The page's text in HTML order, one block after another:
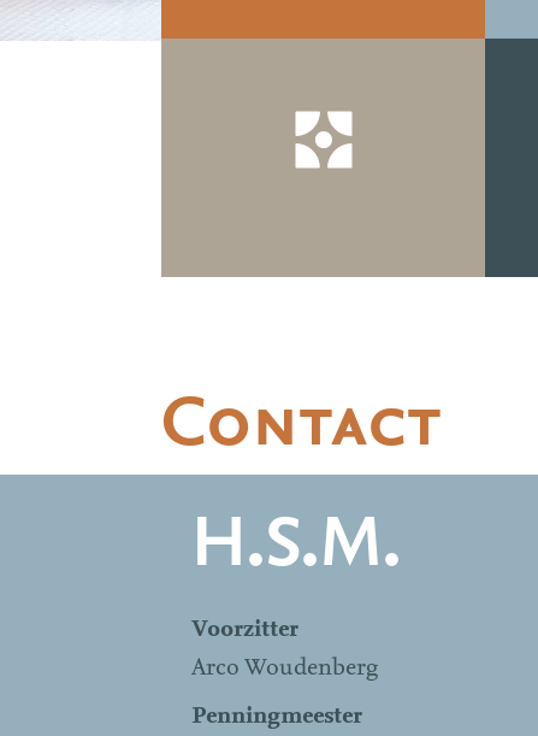
Contact
H.S.M.
Voorzitter
Arco Woudenberg
Penningmeester